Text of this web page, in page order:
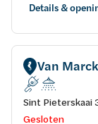
Details &
Van
Sint Pieterskaai
Gesloten